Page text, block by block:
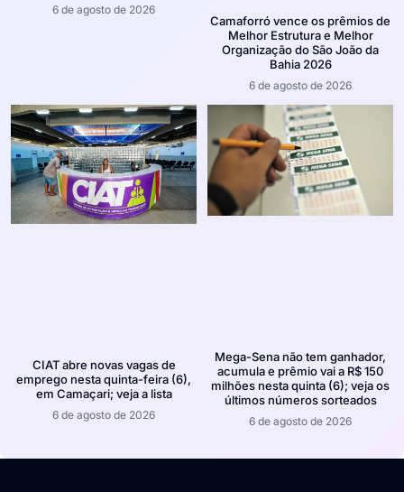
6 de agosto de 2026
Camaforró vence os prêmios de
Melhor Estrutura e Melhor
Organização do São João da
Bahia 2026
6 de agosto de 2026
CIAT abre novas vagas de
emprego nesta quinta-feira (6),
em Camaçari; veja a lista
6 de agosto de 2026
Mega-Sena não tem ganhador,
acumula e prêmio vai a R$ 150
milhões nesta quinta (6); veja os
últimos números sorteados
6 de agosto de 2026